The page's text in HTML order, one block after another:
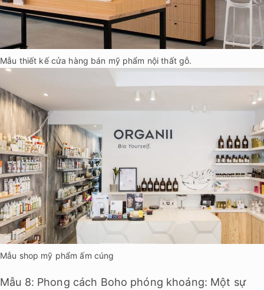
Mẫu thiết kế cửa hàng bán mỹ phẩm nội thất gỗ.
Mẫu shop mỹ phẩm ấm cúng
Mẫu 8: Phong cách Boho phóng khoáng: Một sự